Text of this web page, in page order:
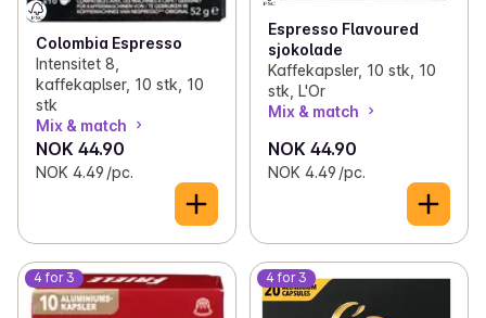
Colombia Espresso
Intensitet 8,
kaffekaplser, 10 stk, 10
stk
Mix & match
NOK 44.90
NOK 4.49 /pc.
Espresso Flavoured
sjokolade
Kaffekapsler, 10 stk, 10
stk, L'Or
Mix & match
NOK 44.90
NOK 4.49 /pc.
4 for 3 4 for 3